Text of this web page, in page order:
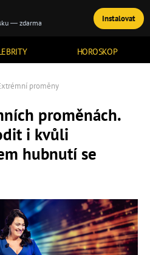
HOROSKOP
TÉMATA
proměny
proměnách.
i kvůli
hubnutí se
— zdarma Instalovat